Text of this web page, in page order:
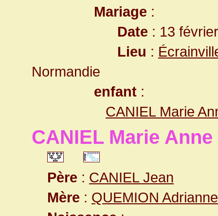
Mariage :
Date : 13
Lieu :
Normandie
enfant :
CANIEL Marie
CANIEL Marie Anne
Père : CANIEL Jean
Mère : QUEMION Adrianne